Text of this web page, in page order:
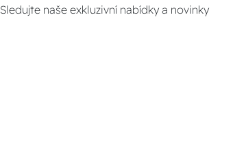
Sledujte naše exkluzivní nabídky a novinky